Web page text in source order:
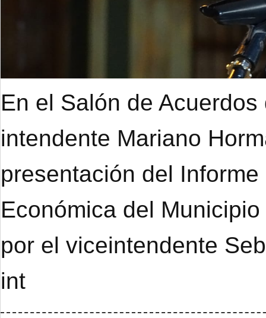
En el Salón de
intendente Mariano
presentación del
Económica del
por el viceintendente
int